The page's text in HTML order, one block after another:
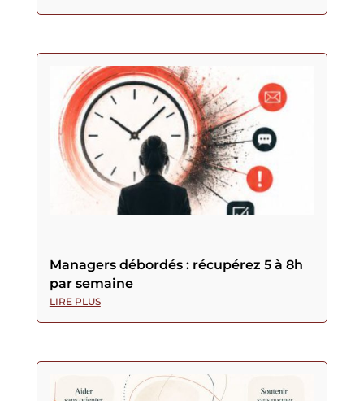
Managers débordés : récupérez 5 à 8h
par semaine
LIRE PLUS